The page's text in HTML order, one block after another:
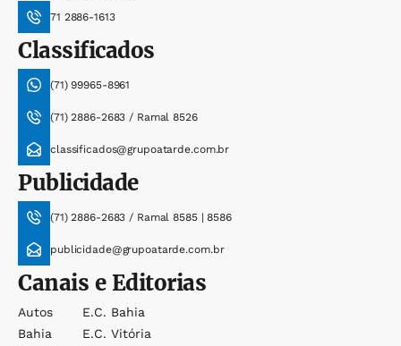
71 2886-1613
Classificados
(71) 99965-8961
(71) 2886-2683 / Ramal 8526
classificados@grupoatarde.com.br
Publicidade
(71) 2886-2683 / Ramal 8585 | 8586
publicidade@grupoatarde.com.br
Canais e Editorias
Autos
Bahia
E.c. Bahia
E.c. Vitória